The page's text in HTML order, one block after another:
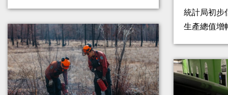
統計局初步
生產總值增